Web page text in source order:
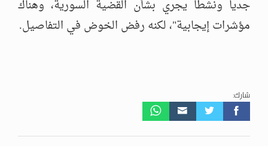
جدياً ونشطاً يجري بشأن القضية السورية، وهناك
مؤشرات إيجابية"، لكنه رفض الخوض في التفاصيل.
شارك: